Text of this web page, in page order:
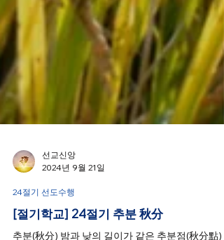
선교신앙
2024년 9월 21일
24절기 선도수행